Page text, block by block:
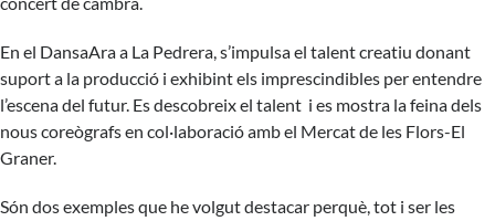
En el DansaAra a La Pedrera, s’impulsa el talent creatiu donant
suport a la producció i exhibint els imprescindibles per entendre
l’escena del futur. Es descobreix el talent i es mostra la feina dels
nous coreògrafs en col·laboració amb el Mercat de les Flors-El
Graner.
Són dos exemples que he volgut destacar perquè, tot i ser les